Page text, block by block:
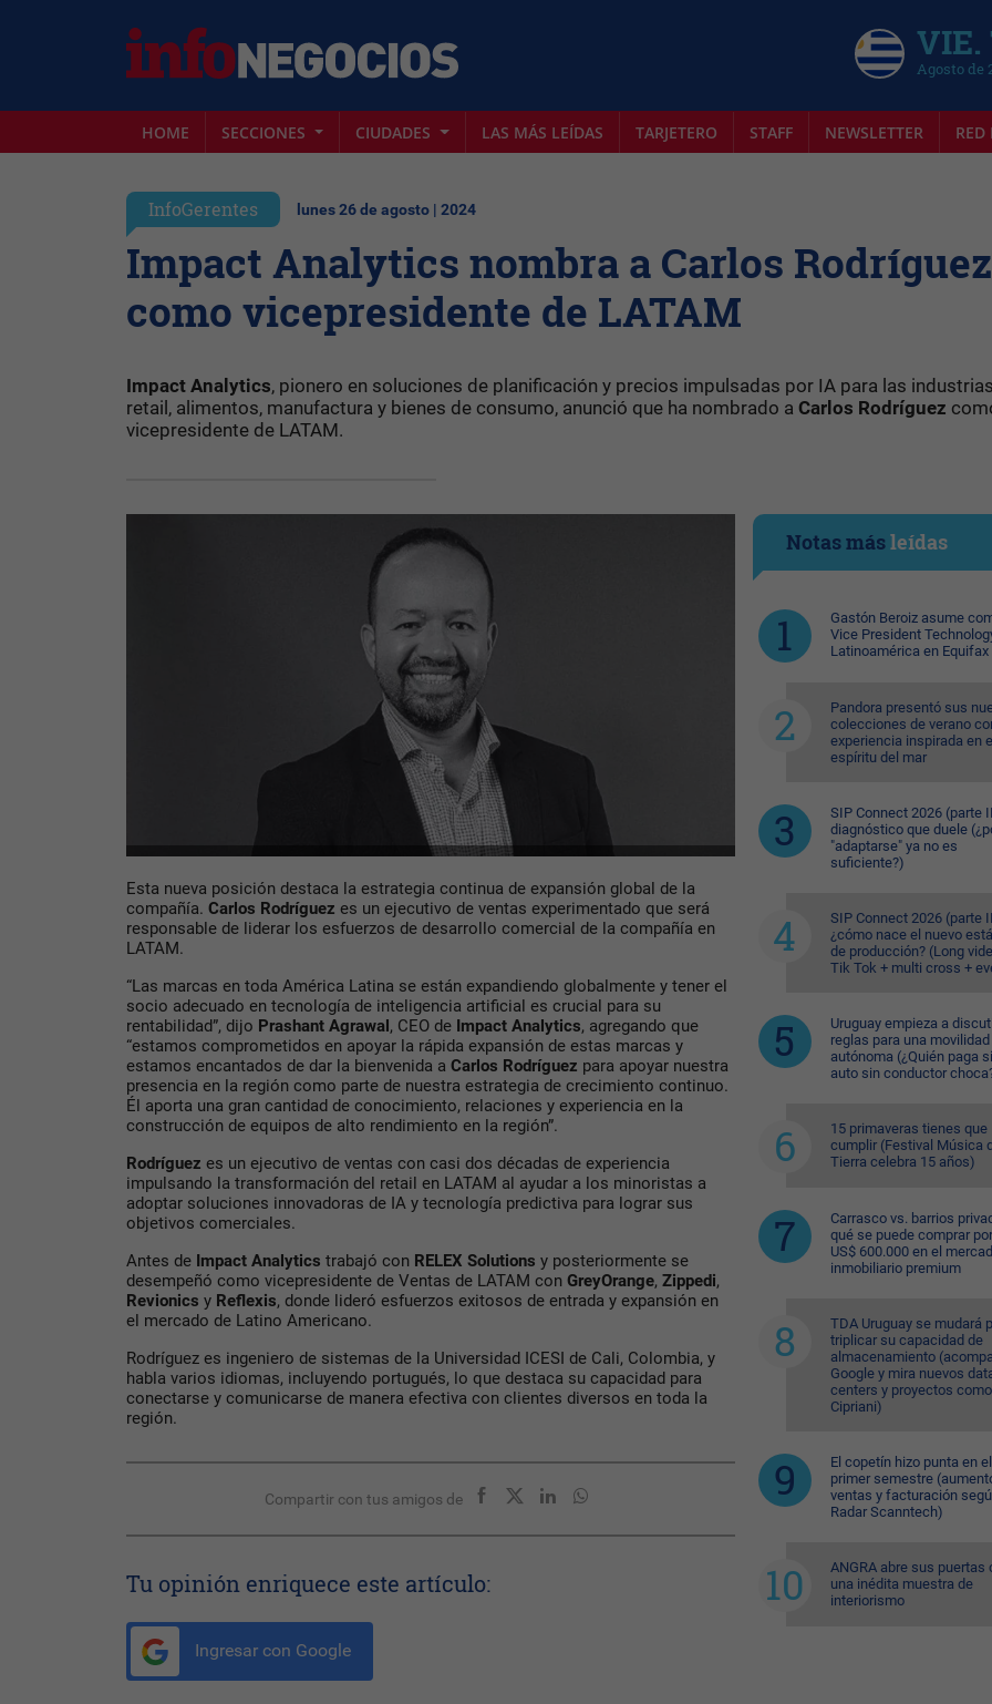
VIE.
Agosto de
HOME SECCIONES CIUDADES LAS MÁS LEÍDAS TARJETERO STAFF NEWSLETTER
InfoGerentes lunes 26 de agosto | 2024
Impact Analytics nombra a Carlos Rodríguez
como vicepresidente de LATAM
Impact Analytics, pionero en soluciones de planificación y precios impulsadas por IA para las
retail, alimentos, manufactura y bienes de consumo, anunció que ha nombrado a Carlos Rodríguez
vicepresidente de LATAM.
Esta nueva posición destaca la estrategia continua de expansión global de la
compañía. Carlos Rodríguez es un ejecutivo de ventas experimentado que será
responsable de liderar los esfuerzos de desarrollo comercial de la compañía en
LATAM.
“Las marcas en toda América Latina se están expandiendo globalmente y tener el
socio adecuado en tecnología de inteligencia artificial es crucial para su
rentabilidad”, dijo Prashant Agrawal , CEO de Impact Analytics, agregando que
“estamos comprometidos en apoyar la rápida expansión de estas marcas y
estamos encantados de dar la bienvenida a Carlos Rodríguez para apoyar nuestra
presencia en la región como parte de nuestra estrategia de crecimiento continuo.
Él aporta una gran cantidad de conocimiento, relaciones y experiencia en la
construcción de equipos de alto rendimiento en la región”.
Rodríguez es un ejecutivo de ventas con casi dos décadas de experiencia
impulsando la transformación del retail en LATAM al ayudar a los minoristas a
adoptar soluciones innovadoras de IA y tecnología predictiva para lograr sus
objetivos comerciales.
Antes de Impact Analytics trabajó con RELEX Solutions y posteriormente se
desempeñó como vicepresidente de Ventas de LATAM con GreyOrange, Zippedi,
Revionics y Reflexis, donde lideró esfuerzos exitosos de entrada y expansión en
el mercado de Latino Americano.
Rodríguez es ingeniero de sistemas de la Universidad ICESI de Cali, Colombia, y
habla varios idiomas, incluyendo portugués, lo que destaca su capacidad para
conectarse y comunicarse de manera efectiva con clientes diversos en toda la
región.
Compartir con tus amigos de
Tu opinión enriquece este artículo:
Ingresar con Google
Notas másleídas
Gastón Beroiz asume
Vice President
Latinoamérica en Equifax
Pandora presentó sus
colecciones de verano
experiencia inspirada en
espíritu del mar
SIP Connect 2026 (parte
diagnóstico que duele
"adaptarse" ya no es
suficiente?)
SIP Connect 2026 (parte
¿cómo nace el nuevo
de producción? (Long
Tik Tok + multi cross +
Uruguay empieza a
reglas para una movilidad
autónoma (¿Quién paga
auto sin conductor
15 primaveras tienes que
cumplir (Festival Música
Tierra celebra 15 años)
Carrasco vs. barrios
qué se puede comprar
US$ 600.000 en el
inmobiliario premium
TDA Uruguay se mudará
triplicar su capacidad de
almacenamiento
Google y mira nuevos
centers y proyectos como
Cipriani)
El copetín hizo punta en el
primer semestre
ventas y facturación
Radar Scanntech)
ANGRA abre sus puertas
una inédita muestra de
interiorismo